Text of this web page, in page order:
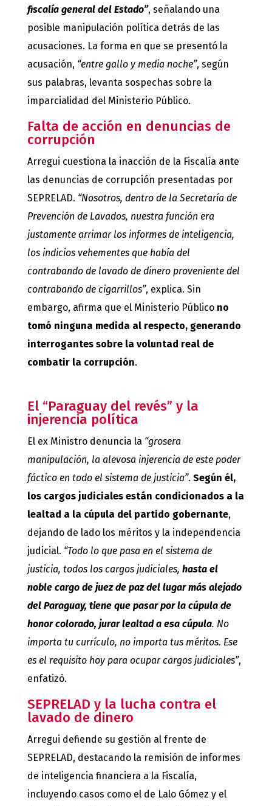
fiscalía general del Estado”, señalando una
posible manipulación política detrás de las
acusaciones. La forma en que se presentó la
acusación, “entre gallo y media noche”, según
sus palabras, levanta sospechas sobre la
imparcialidad del Ministerio Público.
Falta de acción en denuncias de
corrupción
Arregui cuestiona la inacción de la Fiscalía ante
las denuncias de corrupción presentadas por
SEPRELAD. “Nosotros, dentro de la Secretaría de
Prevención de Lavados, nuestra función era
justamente arrimar los informes de inteligencia,
los indicios vehementes que había del
contrabando de lavado de dinero proveniente del
contrabando de cigarrillos”, explica. Sin
embargo, afirma que el Ministerio Público no
tomó ninguna medida al respecto, generando
interrogantes sobre la voluntad real de
combatir la corrupción.
El “Paraguay del revés” y la
injerencia política
El ex Ministro denuncia la “grosera
manipulación, la alevosa injerencia de este poder
fáctico en todo el sistema de justicia”. Según él,
los cargos judiciales están condicionados a la
lealtad a la cúpula del partido gobernante,
dejando de lado los méritos y la independencia
judicial. “Todo lo que pasa en el sistema de
justicia, todos los cargos judiciales, hasta el
noble cargo de juez de paz del lugar más alejado
del Paraguay, tiene que pasar por la cúpula de
honor colorado, jurar lealtad a esa cúpula. No
importa tu currículo, no importa tus méritos. Ese
es el requisito hoy para ocupar cargos judiciales”,
enfatizó.
SEPRELAD y la lucha contra el
lavado de dinero
Arregui defiende su gestión al frente de
SEPRELAD, destacando la remisión de informes
de inteligencia financiera a la Fiscalía,
incluyendo casos como el de Lalo Gómez y el